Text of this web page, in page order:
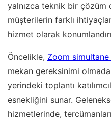
yalnızca teknik bir çözüm
müşterilerin farklı
hizmet olarak
Öncelikle, Zoom
mekan gereksinimi
yerindeki toplantı
esnekliğini sunar.
hizmetlerinde,